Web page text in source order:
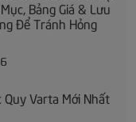
Bảng Giá & Lưu
Để Tránh Hỏng
Quy Varta Mới Nhất